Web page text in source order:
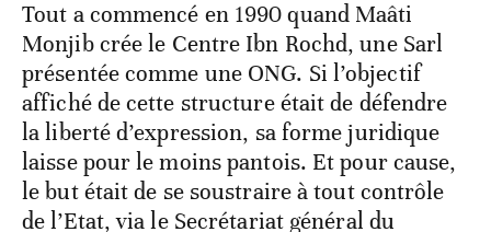
Tout a commencé en 1990 quand Maâti
Monjib crée le Centre Ibn Rochd, une Sarl
présentée comme une ONG. Si l’objectif
affiché de cette structure était de défendre
la liberté d’expression, sa forme juridique
laisse pour le moins pantois. Et pour cause,
le but était de se soustraire à tout contrôle
de l’Etat, via le Secrétariat général du